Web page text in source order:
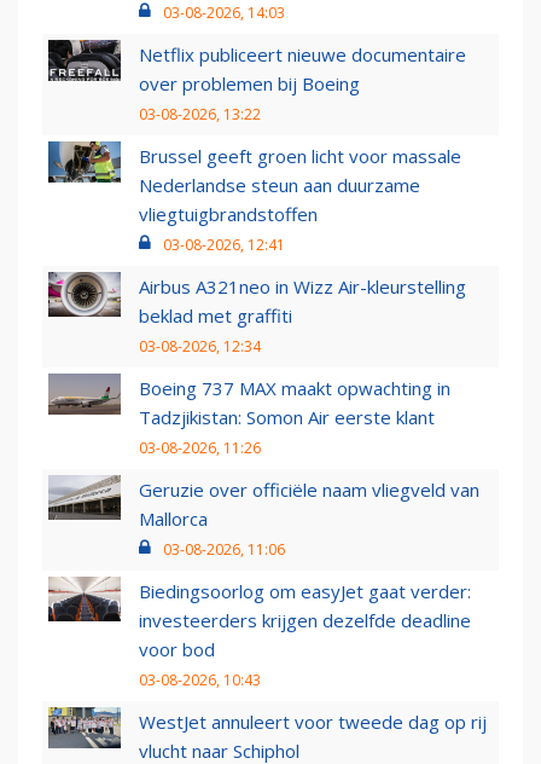
03-08-2026, 14:03
Netflix publiceert nieuwe documentaire
over problemen bij Boeing
03-08-2026, 13:22
Brussel geeft groen licht voor massale
Nederlandse steun aan duurzame
vliegtuigbrandstoffen
03-08-2026, 12:41
Airbus A321neo in Wizz Air-kleurstelling
beklad met graffiti
03-08-2026, 12:34
Boeing 737 MAX maakt opwachting in
Tadzjikistan: Somon Air eerste klant
03-08-2026, 11:26
Geruzie over officiële naam vliegveld van
Mallorca
03-08-2026, 11:06
Biedingsoorlog om easyJet gaat verder:
investeerders krijgen dezelfde deadline
voor bod
03-08-2026, 10:43
WestJet annuleert voor tweede dag op rij
vlucht naar Schiphol